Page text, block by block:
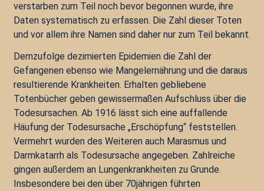
verstarben zum Teil noch bevor begonnen wurde, ihre
Daten systematisch zu erfassen. Die Zahl dieser Toten
und vor allem ihre Namen sind daher nur zum Teil bekannt.
Demzufolge dezimierten Epidemien die Zahl der
Gefangenen ebenso wie Mangelernährung und die daraus
resultierende Krankheiten. Erhalten gebliebene
Totenbücher geben gewissermaßen Aufschluss über die
Todesursachen. Ab 1916 lässt sich eine auffallende
Häufung der Todesursache „Erschöpfung“ feststellen.
Vermehrt wurden des Weiteren auch Marasmus und
Darmkatarrh als Todesursache angegeben. Zahlreiche
gingen außerdem an Lungenkrankheiten zu Grunde.
Insbesondere bei den über 70jährigen führten